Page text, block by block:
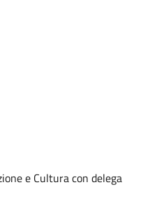
e Cultura con delega